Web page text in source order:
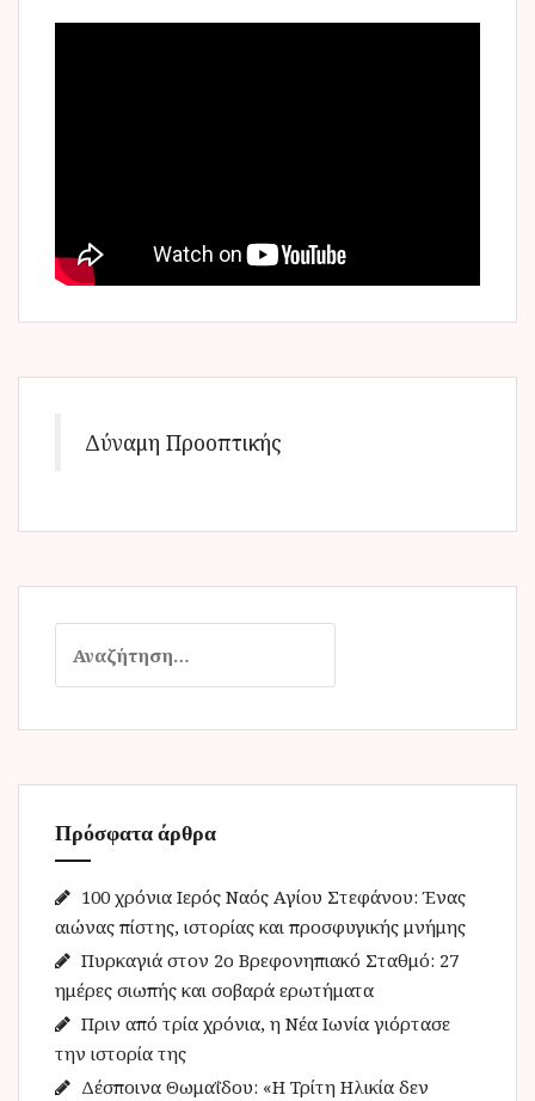
Δύναμη Προοπτικής
α
ζ
τ
σ
η
γ
ι
α
:
Πρόσφατα άρθρα
100 χρόνια Ιερός Ναός Αγίου Στεφάνου: Ένας
αιώνας πίστης, ιστορίας και προσφυγικής μνήμης
Πυρκαγιά στον 2ο Βρεφονηπιακό Σταθμό: 27
ημέρες σιωπής και σοβαρά ερωτήματα
Πριν από τρία χρόνια, η Νέα Ιωνία γιόρτασε
την ιστορία της
Δέσποινα Θωμαΐδου: «Η Τρίτη Ηλικία δεν